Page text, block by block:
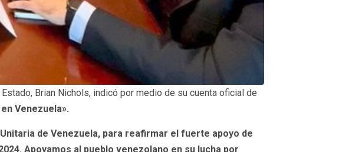
Brian Nichols, indicó por medio de su cuenta oficial de
Venezuela».
de Venezuela, para reafirmar el fuerte apoyo de
Apoyamos al pueblo venezolano en su lucha por